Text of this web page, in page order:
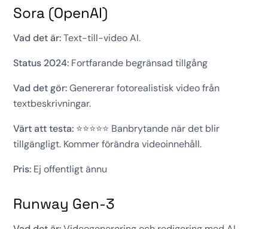
Sora (OpenAI)
Vad det är:Text-till-video AI.
Status 2024: Fortfarande begränsad tillgång
Vad det gör:Genererar fotorealistisk video från
textbeskrivningar.
Värt att testa: ⭐⭐⭐⭐⭐ Banbrytande när det blir
tillgängligt. Kommer förändra videoinnehåll.
Pris: Ej offentligt ännu
Runway Gen-3